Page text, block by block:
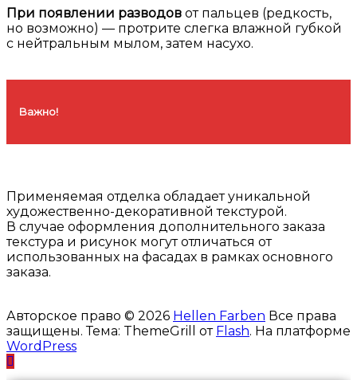
При появлении разводов от пальцев (редкость,
но возможно) — протрите слегка влажной губкой
с нейтральным мылом, затем насухо.
Важно!
Применяемая отделка обладает уникальной
художественно-декоративной текстурой.
В случае оформления дополнительного заказа
текстура и рисунок могут отличаться от
использованных на фасадах в рамках основного
заказа.
Авторское право © 2026 Hellen Farben Все права
защищены. Тема: ThemeGrill от Flash. На платформе
WordPress